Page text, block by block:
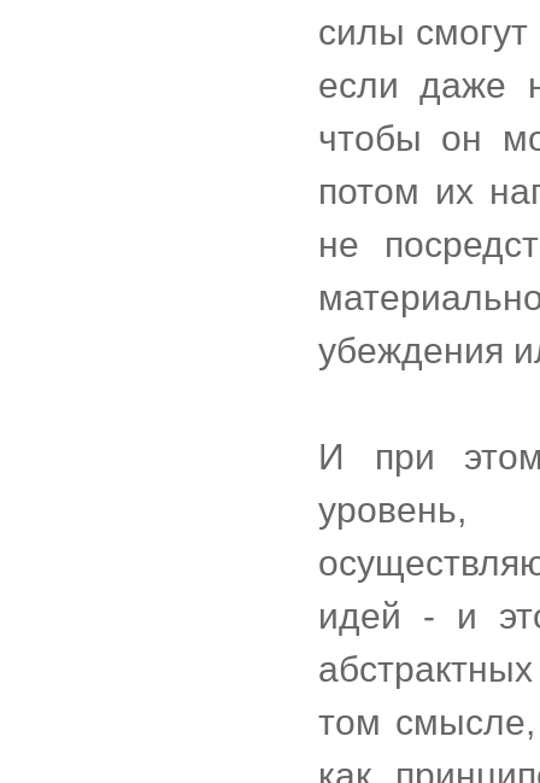
силы смогут
если даже
чтобы он
потом их
не
убеждения
И при
уровень,
идей - и
том